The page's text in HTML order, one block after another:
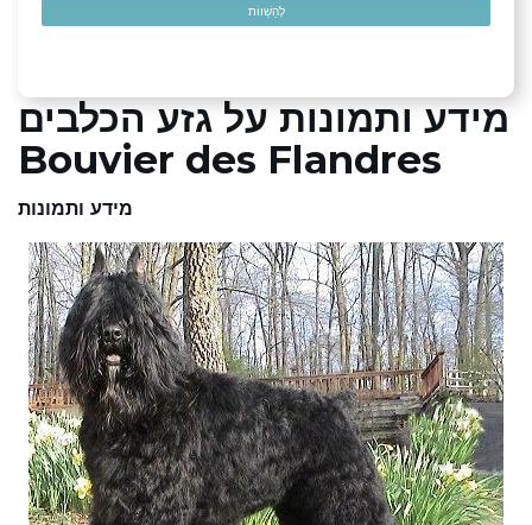
לְהַשְׁווֹת
מידע ותמונות על גזע הכלבים
Bouvier des Flandres
מידע ותמונות